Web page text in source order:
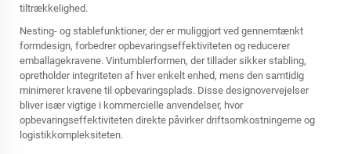
tiltrækkelighed.
Nesting- og stablefunktioner, der er muliggjort ved gennemtænkt
formdesign, forbedrer opbevaringseffektiviteten og reducerer
emballagekravene. Vintumblerformen, der tillader sikker stabling,
opretholder integriteten af hver enkelt enhed, mens den samtidig
minimerer kravene til opbevaringsplads. Disse designovervejelser
bliver især vigtige i kommercielle anvendelser, hvor
opbevaringseffektiviteten direkte påvirker driftsomkostningerne og
logistikkompleksiteten.